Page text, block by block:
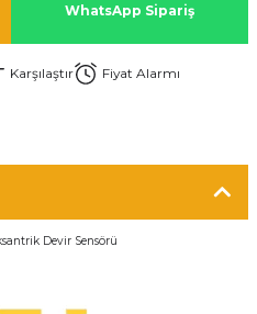
WhatsApp Sipariş
Karşılaştır
Fiyat Alarmı
Devir Sensörü